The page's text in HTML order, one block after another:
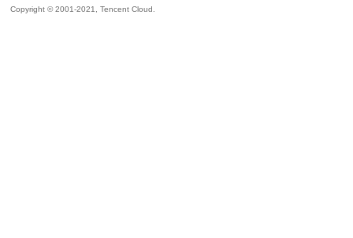
Copyright © 2001-2021, Tencent Cloud.